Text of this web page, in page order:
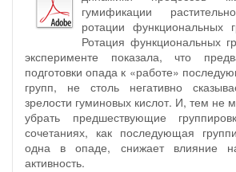
гумификации
ротации функциональных
Ротация функциональных
эксперименте показала, что
подготовки опада к «работе»
групп, не столь негативно
зрелости гуминовых кислот. И, тем не
убрать предшествующие
сочетаниях, как последующая
одна в опаде, снижает влияние
активность.